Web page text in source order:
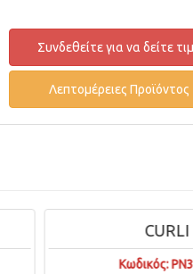
Συνδεθείτε για να δείτε
Λεπτομέρειες Προϊόντος
Κωδικός: PN3118